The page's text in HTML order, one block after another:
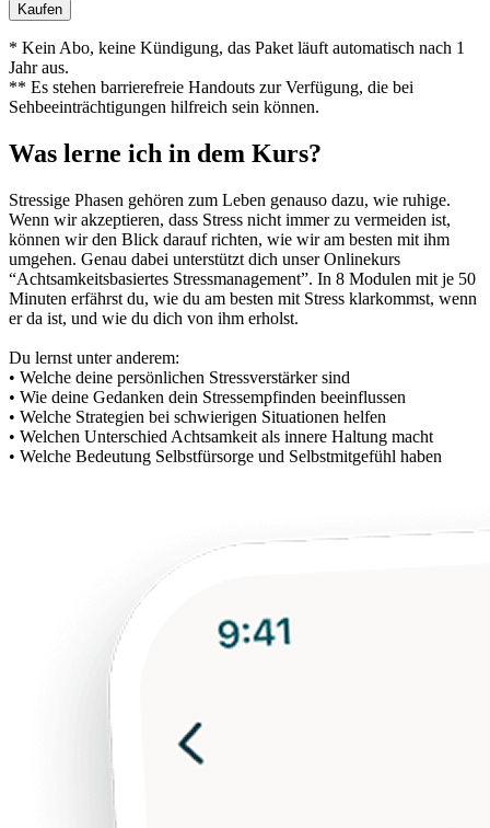
Kaufen
* Kein Abo, keine Kündigung, das Paket läuft automatisch nach 1
Jahr aus.
** Es stehen barrierefreie Handouts zur Verfügung, die bei
Sehbeeinträchtigungen hilfreich sein können.
Was lerne ich in dem Kurs?
Stressige Phasen gehö­ren zum Leben genauso dazu, wie ruhige.
Wenn wir akzeptieren, dass Stress nicht immer zu vermeiden ist,
können wir den Blick darauf rich­ten, wie wir am besten mit ihm
umgehen. Genau dabei unterstützt dich unser Onlinekurs
“Achtsamkeitsbasiertes Stressmanagement”. In 8 Modulen mit je 50
Minuten erfährst du, wie du am besten mit Stress klarkommst, wenn
er da ist, und wie du dich von ihm erholst.
Du lernst unter anderem:
• Welche deine persönlichen Stressverstärker sind
• Wie deine Gedanken dein Stressempfinden beeinflussen
• Welche Strategien bei schwierigen Situationen helfen
• Welchen Unterschied Achtsamkeit als innere Haltung macht
• Welche Bedeutung Selbstfürsorge und Selbstmitgefühl haben